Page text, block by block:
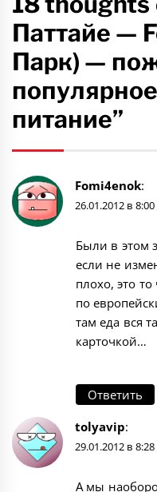
Паттайе —
Парк) —
питание”
Fomi4enok:
26.01.2012 в 8:00
Были в этом
если не
плохо, это
по
там еда вся
карточкой…
Ответить
tolyavip:
29.01.2012 в 8:28
А мы